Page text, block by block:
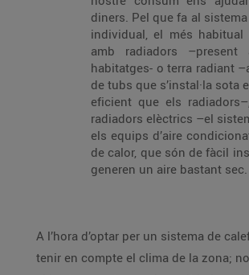
diners. Pel que fa al
individual, el més habitual és la caldera
amb radiadors –present
habitatges- o terra radiant
de tubs que s’instal·la sota el terra és més
eficient que els
radiadors elèctrics –el
els equips d’aire condicionat amb bomba
de calor, que són de fàcil
generen un aire bastant sec.
A l’hora d’optar per un sistema de
tenir en compte el clima de la zona; no és el mateix